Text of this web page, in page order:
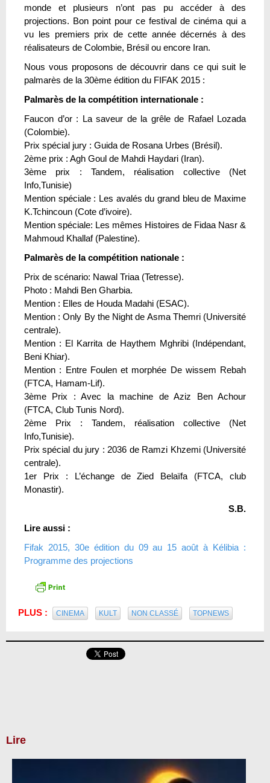
monde et plusieurs n’ont pas pu accéder à des
projections. Bon point pour ce festival de cinéma qui a
vu les premiers prix de cette année décernés à des
réalisateurs de Colombie, Brésil ou encore Iran.
Nous vous proposons de découvrir dans ce qui suit le
palmarès de la 30ème édition du FIFAK 2015 :
Palmarès de la compétition internationale :
Faucon d’or : La saveur de la grêle de Rafael Lozada
(Colombie).
Prix spécial jury : Guida de Rosana Urbes (Brésil).
2ème prix : Agh Goul de Mahdi Haydari (Iran).
3ème prix : Tandem, réalisation collective (Net
Info,Tunisie)
Mention spéciale : Les avalés du grand bleu de Maxime
K.Tchincoun (Cote d’ivoire).
Mention spéciale: Les mêmes Histoires de Fidaa Nasr &
Mahmoud Khallaf (Palestine).
Palmarès de la compétition nationale :
Prix de scénario: Nawal Triaa (Tetresse).
Photo : Mahdi Ben Gharbia.
Mention : Elles de Houda Madahi (ESAC).
Mention : Only By the Night de Asma Themri (Université
centrale).
Mention : El Karrita de Haythem Mghribi (Indépendant,
Beni Khiar).
Mention : Entre Foulen et morphée De wissem Rebah
(FTCA, Hamam-Lif).
3ème Prix : Avec la machine de Aziz Ben Achour
(FTCA, Club Tunis Nord).
2ème Prix : Tandem, réalisation collective (Net
Info,Tunisie).
Prix spécial du jury : 2036 de Ramzi Khzemi (Université
centrale).
1er Prix : L’échange de Zied Belaïfa (FTCA, club
Monastir).
S.B.
Lire aussi :
Fifak 2015, 30e édition du 09 au 15 août à Kélibia :
Programme des projections
PLUS : CINEMA KULT NON CLASSÉ TOPNEWS
Lire